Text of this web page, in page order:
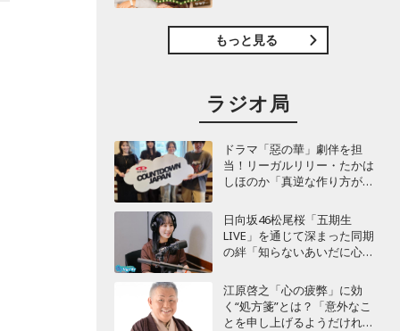
もっと見る
ラジオ局
ドラマ「惡の華」劇伴を担
当！リーガルリリー・たかは
しほのか「真逆な作り方が面
ー」制作秘話も
日向坂46松尾桜「五期生
LIVE」を通じて深まった同期
の絆「知らないあいだに心の
江原啓之「心の疲弊」に効
く“処方箋”とは？「意外なこ
とを申し上げるようだけれ